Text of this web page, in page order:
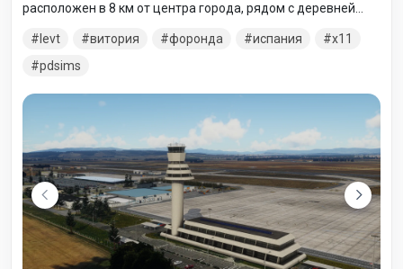
расположен в 8 км от центра города, рядом с деревней
Форонда. В этом аэропорту есть регулярные пассажирские
рейсы, выполняемые Ryanair, но в основном он
авиакомпании, как Swiftair, DHL и ASL Belgium. Это
четвертый грузовой аэропорт Испании по количеству
обработанных грузов. Помимо этого, аэропорт
levt витория форонда испания
x11
pdsims